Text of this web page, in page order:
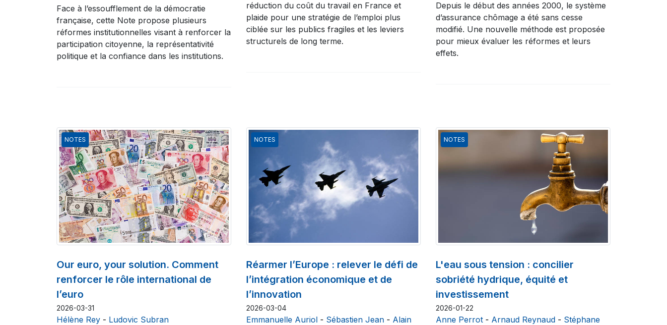
Face à l’essoufflement de la démocratie
française, cette Note propose plusieurs
réformes institutionnelles visant à renforcer la
participation citoyenne, la représentativité
politique et la confiance dans les institutions.
réduction du coût du travail en France et
plaide pour une stratégie de l’emploi plus
ciblée sur les publics fragiles et les leviers
structurels de long terme.
Depuis le début des années 2000, le système
d’assurance chômage a été sans cesse
modifié. Une nouvelle méthode est proposée
pour mieux évaluer les réformes et leurs
effets.
NOTES
Our euro, your solution. Comment
renforcer le rôle international de
l’euro
2026-03-31
Hélène Rey - Ludovic Subran
NOTES
Réarmer l’Europe : relever le défi de
l’intégration économique et de
l’innovation
2026-03-04
Emmanuelle Auriol - Sébastien Jean - Alain
NOTES
L'eau sous tension : concilier
sobriété hydrique, équité et
investissement
2026-01-22
Anne Perrot - Arnaud Reynaud - Stéphane